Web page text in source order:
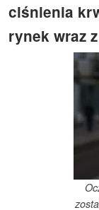
ciśnienia
rynek wraz